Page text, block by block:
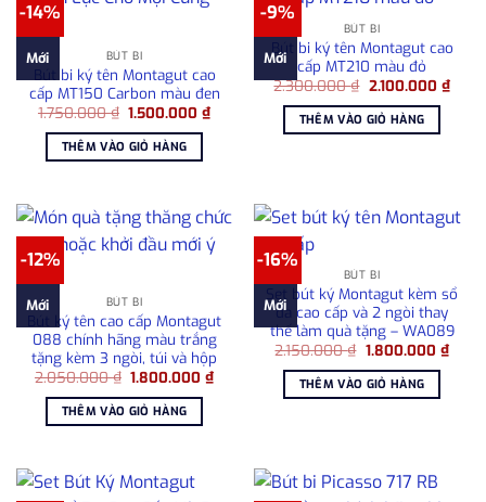
-14%
Mới BÚT BI
Bút bi ký tên Montagut cao
cấp MT150 Carbon màu đen
1.750.000₫ Giá
là:
1.750.000 ₫.
1.500.000₫Giá
hiện
THÊM VÀO GIỎ HÀNG
-9%
Mới
BÚT BI
Bút bi ký tên Montagut cao
cấp MT210 màu đỏ
2.300.000₫ Giá
là:
2.300.000 ₫.
2.100.000 ₫Giá
hiện
THÊM VÀO GIỎ HÀNG
-12%
Mới BÚT BI
Bút ký tên cao cấp Montagut
088 chính hãng màu trắng
tặng kèm 3 ngòi, túi và hộp
2.050.000₫ Giá
là:
2.050.000 ₫.
1.800.000₫Giá
hiện
THÊM VÀO GIỎ HÀNG
-16%
Mới
BÚT BI
Set bút ký Montagut kèm sổ
da cao cấp và 2 ngòi thay
thế làm quà tặng – WA089
2.150.000₫ Giá
là:
2.150.000 ₫.
1.800.000 ₫Giá
hiện
THÊM VÀO GIỎ HÀNG